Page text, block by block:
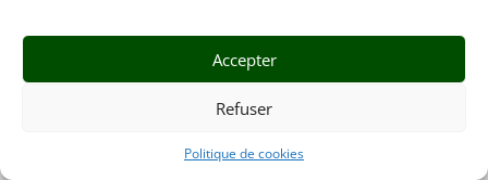
Accepter
Refuser
Politique de cookies
Conditions générales